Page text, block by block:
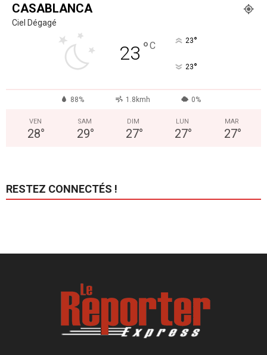
CASABLANCA
Ciel Dégagé
23 °C 23°
23°
88% 1.8kmh 0%
VEN
28°
SAM
29°
DIM
27°
LUN
27°
MAR
27°
RESTEZ CONNECTÉS !